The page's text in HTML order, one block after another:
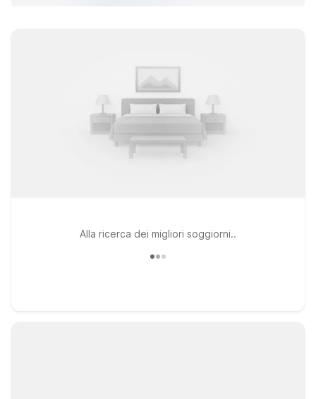
Alla ricerca dei migliori soggiorni..